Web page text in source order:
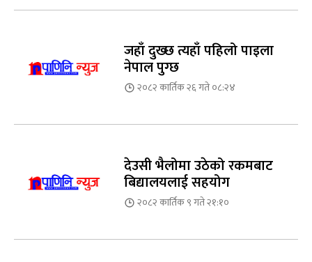
जहाँ दुख्छ त्यहाँ पहिलो पाइला
नेपाल पुग्छ
२०८२ कार्तिक २६ गते ०८:२४
देउसी भैलोमा उठेको रकमबाट
बिद्यालयलाई सहयोग
२०८२ कार्तिक ९ गते २१:१०